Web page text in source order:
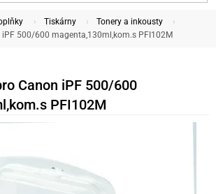
Tiskárny
Tonery a inkousty
500/600 magenta,130ml,kom.s PFI102M
Canon iPF 500/600
PFI102M